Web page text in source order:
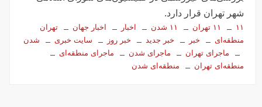
شهر تهران قرار دارد.
۱۱ ۱۱ تهران ۱۱ شدن اخبار اخبار جهان
تهران
منطقه‌ای
خبر خبر جدید خبر روز سایت خبری
شدن
ماجرای تهران
ماجرای شدن
ماجرای منطقه‌ای
منطقه‌ای تهران
منطقه‌ای شدن